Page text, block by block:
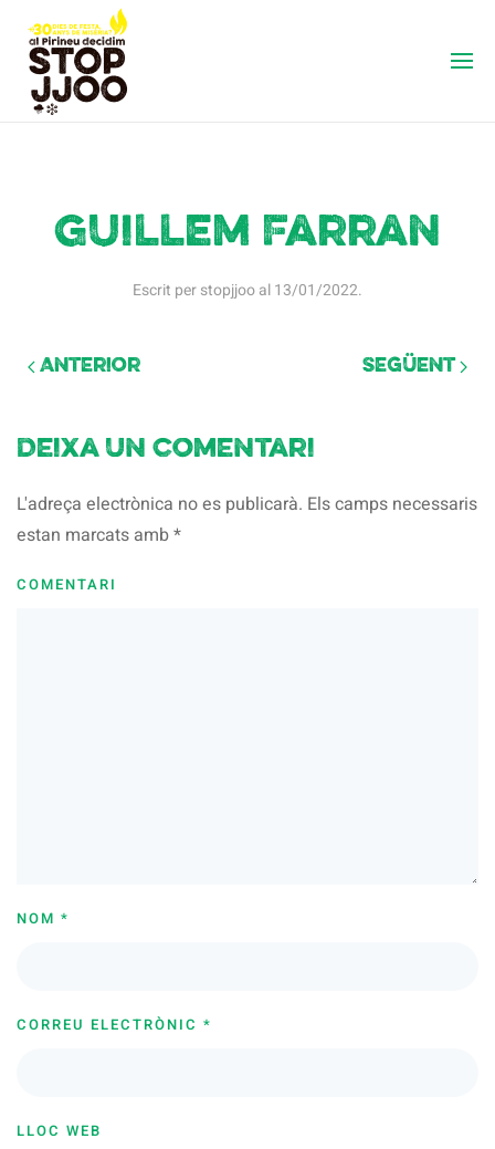
Guillem Farran
Escrit perstopjjooal13/01/2022.
Anterior Següent
Deixa un comentari
L'adreça electrònica no es publicarà. Els camps necessaris
estan marcats amb*
COMENTARI
NOM *
CORREU ELECTRÒNIC *
LLOC WEB